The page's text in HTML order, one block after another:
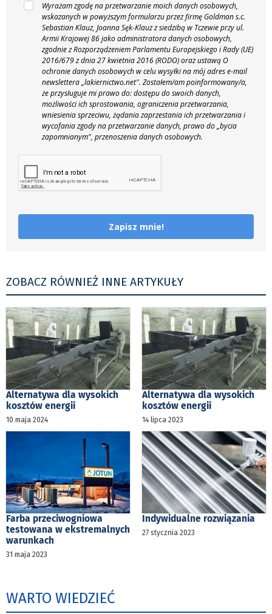
Wyrażam zgodę na przetwarzanie moich danych osobowych,
wskazanych w powyższym formularzu przez firmę Goldman s.c.
Sebastian Klauz, Joanna Sęk-Klauz z siedzibą w Tczewie przy ul.
Armii Krajowej 86 jako administratora danych osobowych,
zgodnie z Rozporządzeniem Parlamentu Europejskiego i Rady (UE)
2016/679 z dnia 27 kwietnia 2016 (RODO) oraz ustawą O
ochronie danych osobowych w celu wysyłki na mój adres e-mail
newslettera „lakiernictwo.net". Zostałem/am poinformowany/a,
że przysługuje mi prawo do: dostępu do swoich danych,
możliwości ich sprostowania, ograniczenia przetwarzania,
wniesienia sprzeciwu, żądania zaprzestania ich przetwarzania i
wycofania zgody na przetwarzanie danych, prawo do „bycia
zapomnianym", przenoszenia danych osobowych.
Zapisz mnie!
ZOBACZ RÓWNIEŻ INNE ARTYKUŁY
Alternatywa dla wysokich
kosztów energii
10 maja 2024
Alternatywa dla wysokich
kosztów energii
14 lipca 2023
Farba przeciwogniowa
testowana w ekstremalnych
warunkach
31 maja 2023
Indywidualne rozwiązania
27 stycznia 2023
WARTO WIEDZIEĆ